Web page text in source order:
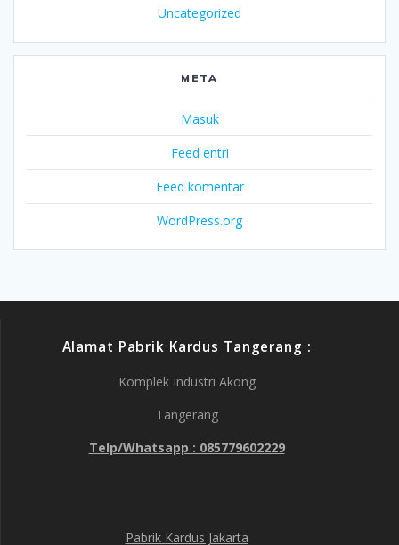
Uncategorized
META
Masuk
Feed entri
Feed komentar
WordPress.org
Alamat Pabrik Kardus Tangerang :
Komplek Industri Akong
Tangerang
Telp/Whatsapp : 085779602229
Pabrik Kardus Jakarta